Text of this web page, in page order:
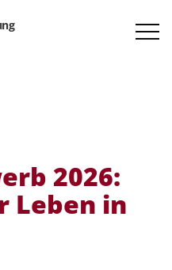
2026:
Leben in